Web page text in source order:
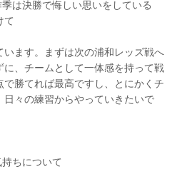
は決勝で悔しい思いをしている
て
います。まずは次の浦和レッズ戦へ
、チームとして一体感を持って戦
勝てれば最高ですし、とにかくチ
々の練習からやっていきたいで
ちについて